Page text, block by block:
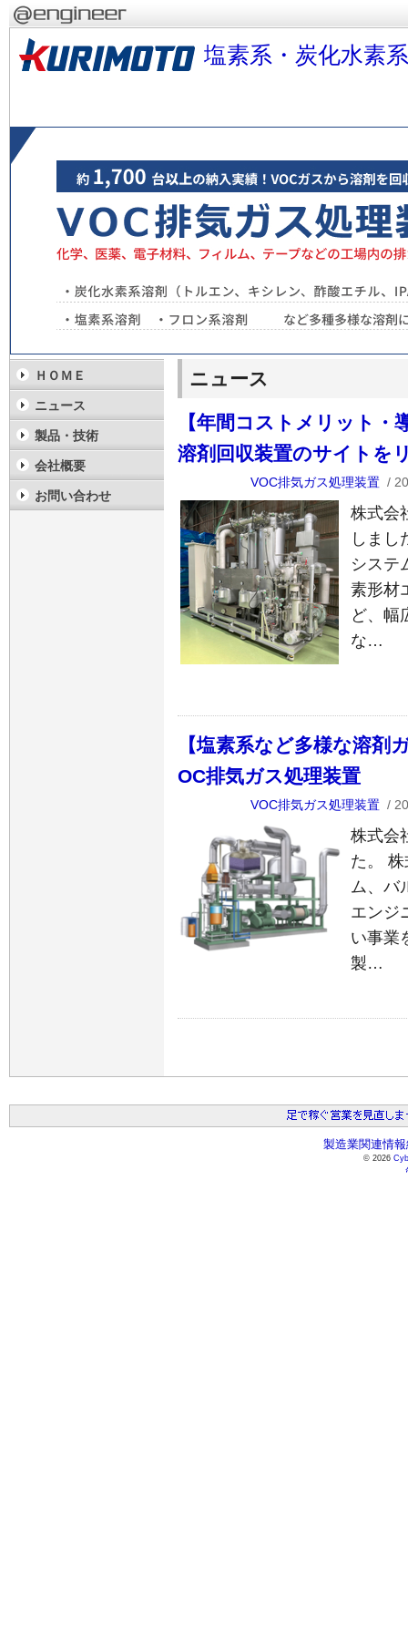
塩素系・炭化水素
ニュース
【年間コストメリット・
溶剤回収装置のサイトを
VOC排気ガス処理装置 /
株式会
しまし
システ
素形材
ど、幅
な…
【塩素系など多様な溶剤
OC排気ガス処理装置
VOC排気ガス処理装置 /
株式会
た。
ム、バ
エンジ
い事業
製…
ＨＯＭＥ
ニュース
製品・技術
会社概要
お問い合わせ
製造業関連情
© 2026